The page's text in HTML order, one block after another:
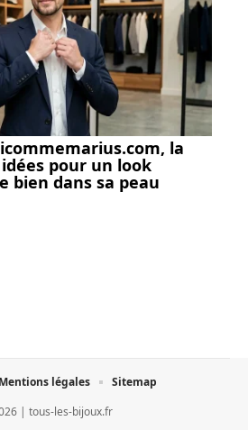
la
pour un look
bien dans sa peau
| tous-les-bijoux.fr
Mentions légales Sitemap